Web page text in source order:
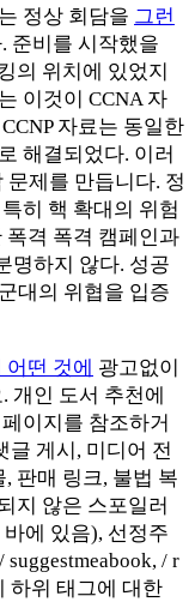
정상 회담을 그런
준비를 시작했을
의 위치에 있었지
이것이 CCNA 자
자료는 동일한
해결되었다. 이러
문제를 만듭니다. 정
히 핵 확대의 위험
폭격 폭격 캠페인과
명하지 않다. 성공
대의 위협을 입증
어떤 것에 광고없이
개인 도서 추천에
이지를 참조하거
글 게시, 미디어 전
판매 링크, 불법 복
지 않은 스포일러
에 있음), 선정주
/ r
하위 태그에 대한